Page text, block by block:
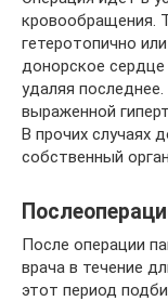
кровообращения.
гетеротопично
донорское
удаляя
выраженной
В прочих случаях
собственный
После операции
врача в течение
этот период